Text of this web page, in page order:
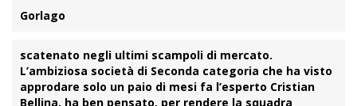
Gorlago
scatenato negli ultimi scampoli di mercato.
L’ambiziosa società di Seconda categoria che ha visto
approdare solo un paio di mesi fa l’esperto Cristian
Bellina, ha ben pensato, per rendere la squadra